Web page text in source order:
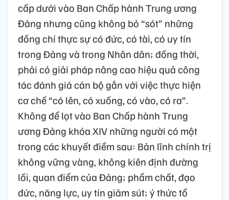
cấp dưới vào Ban Chấp hành Trung ương
Đảng nhưng cũng không bỏ “sót” những
đồng chí thực sự có đức, có tài, có uy tín
trong Đảng và trong Nhân dân; đồng thời,
phải có giải pháp nâng cao hiệu quả công
tác đánh giá cán bộ gắn với việc thực hiện
cơ chế “có lên, có xuống, có vào, có ra”.
Không để lọt vào Ban Chấp hành Trung
ương Đảng khóa XIV những người có một
trong các khuyết điểm sau: Bản lĩnh chính trị
không vững vàng, không kiên định đường
lối, quan điểm của Đảng; phẩm chất, đạo
đức, năng lực, uy tín giảm sút; ý thức tổ